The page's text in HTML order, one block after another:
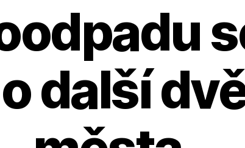
další
u